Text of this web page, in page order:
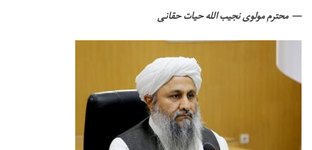
محترم مولوی نجیب الله حیات حقانی